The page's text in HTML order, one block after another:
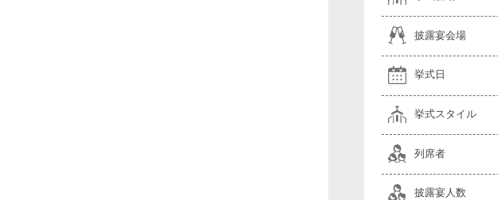
披露宴会場
挙式日
挙式スタイル
列席者
披露宴人数